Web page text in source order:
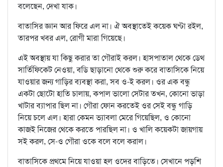
বলেছেন, দেখা যাক।
বাতাসির জ্ঞান আর ফিরে এল না। ঐ অবস্থাতেই কয়েক ঘণ্টা রইল,
তারপর খবর এল, রোগী মারা গিয়েছে।
এই অবস্থায় যা কিছু করার তা গৌরাই করল। হাসপাতাল থেকে ডেথ
সার্তিফিকেট নেওয়া, বডি ছাড়ানো থেকে শুরু করে বাতাসিকে নিয়ে
যাওয়ার জন্য গাড়ির ব্যবস্থা করা, সব ও-ই করল। ওর এক বন্ধু
একটা ছোটো হাতি চালায়, কপাল ভালো সেটার তখন, কোনো ভাড়া
খাটার ব্যাপার ছিল না। গৌরা ফোন করতেই ওর সেই বন্ধু গাড়ি
নিয়ে চলে এল। হারা কেমন ভ্যাবলা মেরে গিয়েছিল, ও কোনো
কাজই নিজের থেকে করতে পারছিল না। ও খালি কয়েকটা জায়গায়
সই করল, সে-ও গৌরা ওকে বলে বলে করাল।
বাতাসিকে প্রথমে নিয়ে যাওয়া হল ওদের বাড়িতে। সেখানে পড়শি